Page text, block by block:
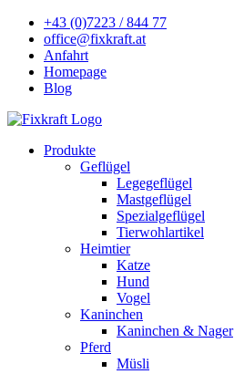
+43 (0)7223 / 844 77
office@fixkraft.at
Anfahrt
Homepage
Blog
Produkte
Geflügel
Legegeflügel
Mastgeflügel
Spezialgeflügel
Tierwohlartikel
Heimtier
Katze
Hund
Vogel
Kaninchen
Kaninchen & Nager
Pferd
Müsli